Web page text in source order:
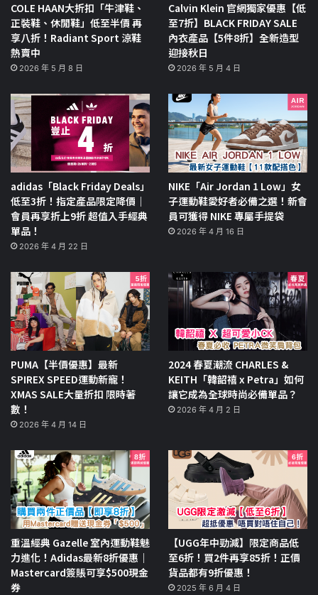
COLE HAAN大折扣「牛津鞋、
正裝鞋、休閒鞋」低至半價 再
享八折！Radiant Sport 涼鞋
熱賣中
2026 年 5 月 8 日
Calvin Klein 官網獨家優惠【低
至7折】BLACK FRIDAY SALE
內衣產品【5件8折】全新造型
迎接秋日
2026 年 5 月 4 日
adidas「Black Friday Deals」
低至3折！指定產品限定降價｜
會員再享折上9折 超值入手經典
單品！
2026 年 4 月 22 日
NIKE「Air Jordan 1 Low」女
子運動鞋愛好者必備之選！新會
員可獲得 NIKE 專屬手提袋
2026 年 4 月 16 日
PUMA【半價優惠】最新
SPIREX SPEED運動新寵！
XMAS SALE大量折扣 限時著
數！
2026 年 4 月 14 日
2024 春夏潮流 CHARLES &
KEITH「韓韶禧 x Petra」如何
讓它成為全球時尚必備單品？
2026 年 4 月 2 日
重溫經典 Gazelle 室內運動鞋魅
力進化！Adidas最新8折優惠｜
Mastercard簽賬可享$500現金
券
【UGG年中勁減】限定商品低
至6折！買2件再享85折！正價
貨品都有9折優惠！
2025 年 6 月 4 日